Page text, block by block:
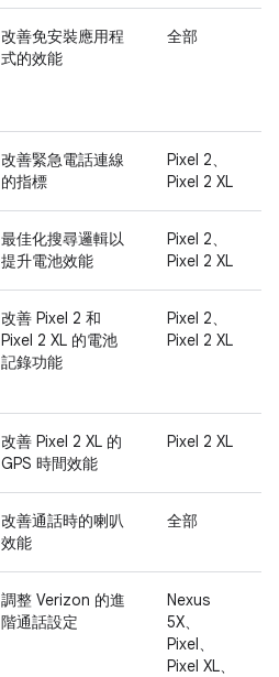
改善免安裝應用程
式的效能
全部
改善緊急電話連線
的指標
Pixel 2、
Pixel 2 XL
最佳化搜尋邏輯以
提升電池效能
Pixel 2、
Pixel 2 XL
改善 Pixel 2 和
Pixel 2 XL 的電池
記錄功能
Pixel 2、
Pixel 2 XL
改善 Pixel 2 XL 的
GPS 時間效能
Pixel 2 XL
改善通話時的喇叭
效能
全部
調整 Verizon 的進
階通話設定
Nexus
5X、
Pixel、
Pixel XL、